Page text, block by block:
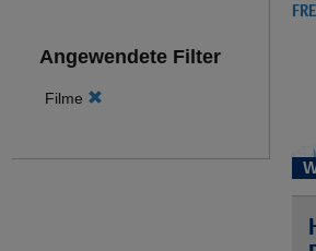
Angewendete Filter
Filme